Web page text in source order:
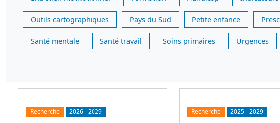
Outils cartographiques Pays du Sud Petite enfance
Santé mentale Santé travail Soins primaires Urgences
Recherche 2026-2029 Recherche 2025-2029